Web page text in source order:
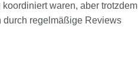
waren, aber trotzdem
durch regelmäßige Reviews